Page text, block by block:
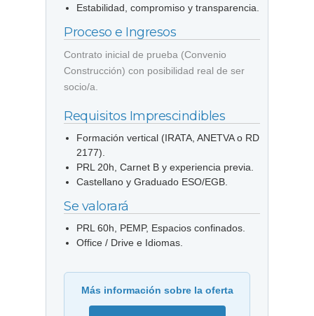
Estabilidad, compromiso y transparencia.
Proceso e Ingresos
Contrato inicial de prueba (Convenio
Construcción) con posibilidad real de ser
socio/a.
Requisitos Imprescindibles
Formación vertical (IRATA, ANETVA o RD
2177).
PRL 20h, Carnet B y experiencia previa.
Castellano y Graduado ESO/EGB.
Se valorará
PRL 60h, PEMP, Espacios confinados.
Office / Drive e Idiomas.
Más información sobre la oferta